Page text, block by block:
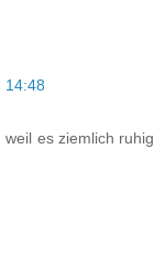
14:48
es ziemlich ruhig